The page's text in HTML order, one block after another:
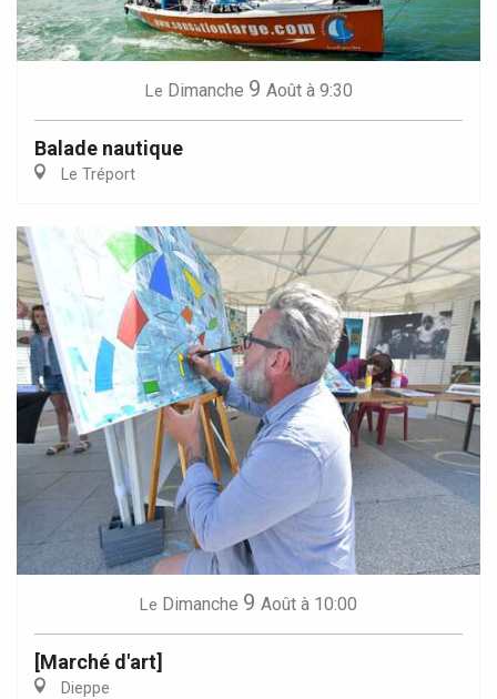
Le Dimanche 9 Août à 9:30
Balade nautique
Le Tréport
Le Dimanche 9 Août à 10:00
[Marché d'art]
Dieppe